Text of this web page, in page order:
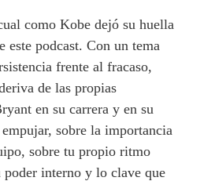
como Kobe dejó su huella
este podcast. Con un tema
frente al fracaso,
de las propias
en su carrera y en su
sobre la importancia
sobre tu propio ritmo
poder interno y lo clave que